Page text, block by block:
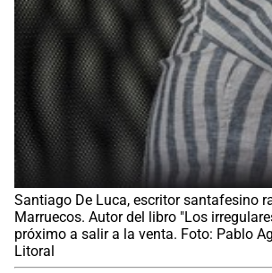
Santiago De Luca, escritor santafesino
Marruecos. Autor del libro "Los
próximo a salir a la venta. Foto: Pablo
Litoral